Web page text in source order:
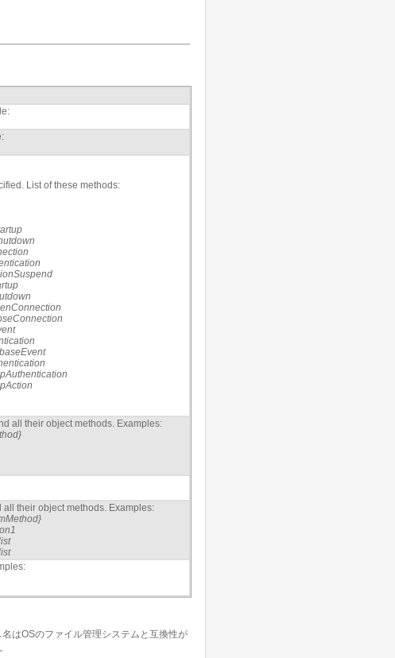
List of these methods:
all their object methods. Examples:
all their object methods. Examples:
はOSのファイル管理システムと互換性が